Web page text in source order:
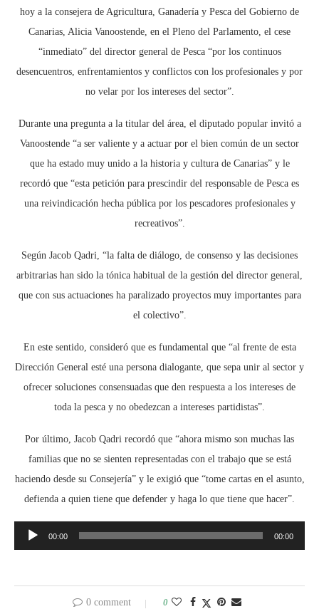
hoy a la consejera de Agricultura, Ganadería y Pesca del Gobierno de
Canarias, Alicia Vanoostende, en el Pleno del Parlamento, el cese
“inmediato” del director general de Pesca “por los continuos
desencuentros, enfrentamientos y conflictos con los profesionales y por
no velar por los intereses del sector”.
Durante una pregunta a la titular del área, el diputado popular invitó a
Vanoostende “a ser valiente y a actuar por el bien común de un sector
que ha estado muy unido a la historia y cultura de Canarias” y le
recordó que “esta petición para prescindir del responsable de Pesca es
una reivindicación hecha pública por los pescadores profesionales y
recreativos”.
Según Jacob Qadri, “la falta de diálogo, de consenso y las decisiones
arbitrarias han sido la tónica habitual de la gestión del director general,
que con sus actuaciones ha paralizado proyectos muy importantes para
el colectivo”.
En este sentido, consideró que es fundamental que “al frente de esta
Dirección General esté una persona dialogante, que sepa unir al sector y
ofrecer soluciones consensuadas que den respuesta a los intereses de
toda la pesca y no obedezcan a intereses partidistas”.
Por último, Jacob Qadri recordó que “ahora mismo son muchas las
familias que no se sienten representadas con el trabajo que se está
haciendo desde su Consejería” y le exigió que “tome cartas en el asunto,
defienda a quien tiene que defender y haga lo que tiene que hacer”.
Reproductor
de
00:00 00:00
0 comment 0